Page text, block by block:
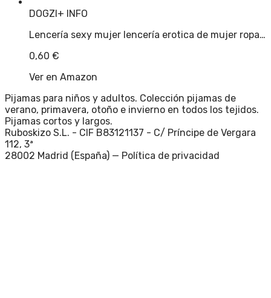
DOGZI+ INFO
Lencería sexy mujer lencería erotica de mujer ropa…
0,60 €
Ver en Amazon
Pijamas para niños y adultos. Colección pijamas de
verano, primavera, otoño e invierno en todos los tejidos.
Pijamas cortos y largos.
Ruboskizo S.L. - CIF B83121137 - C/ Príncipe de Vergara
112, 3ª
28002 Madrid (España) — Política de privacidad